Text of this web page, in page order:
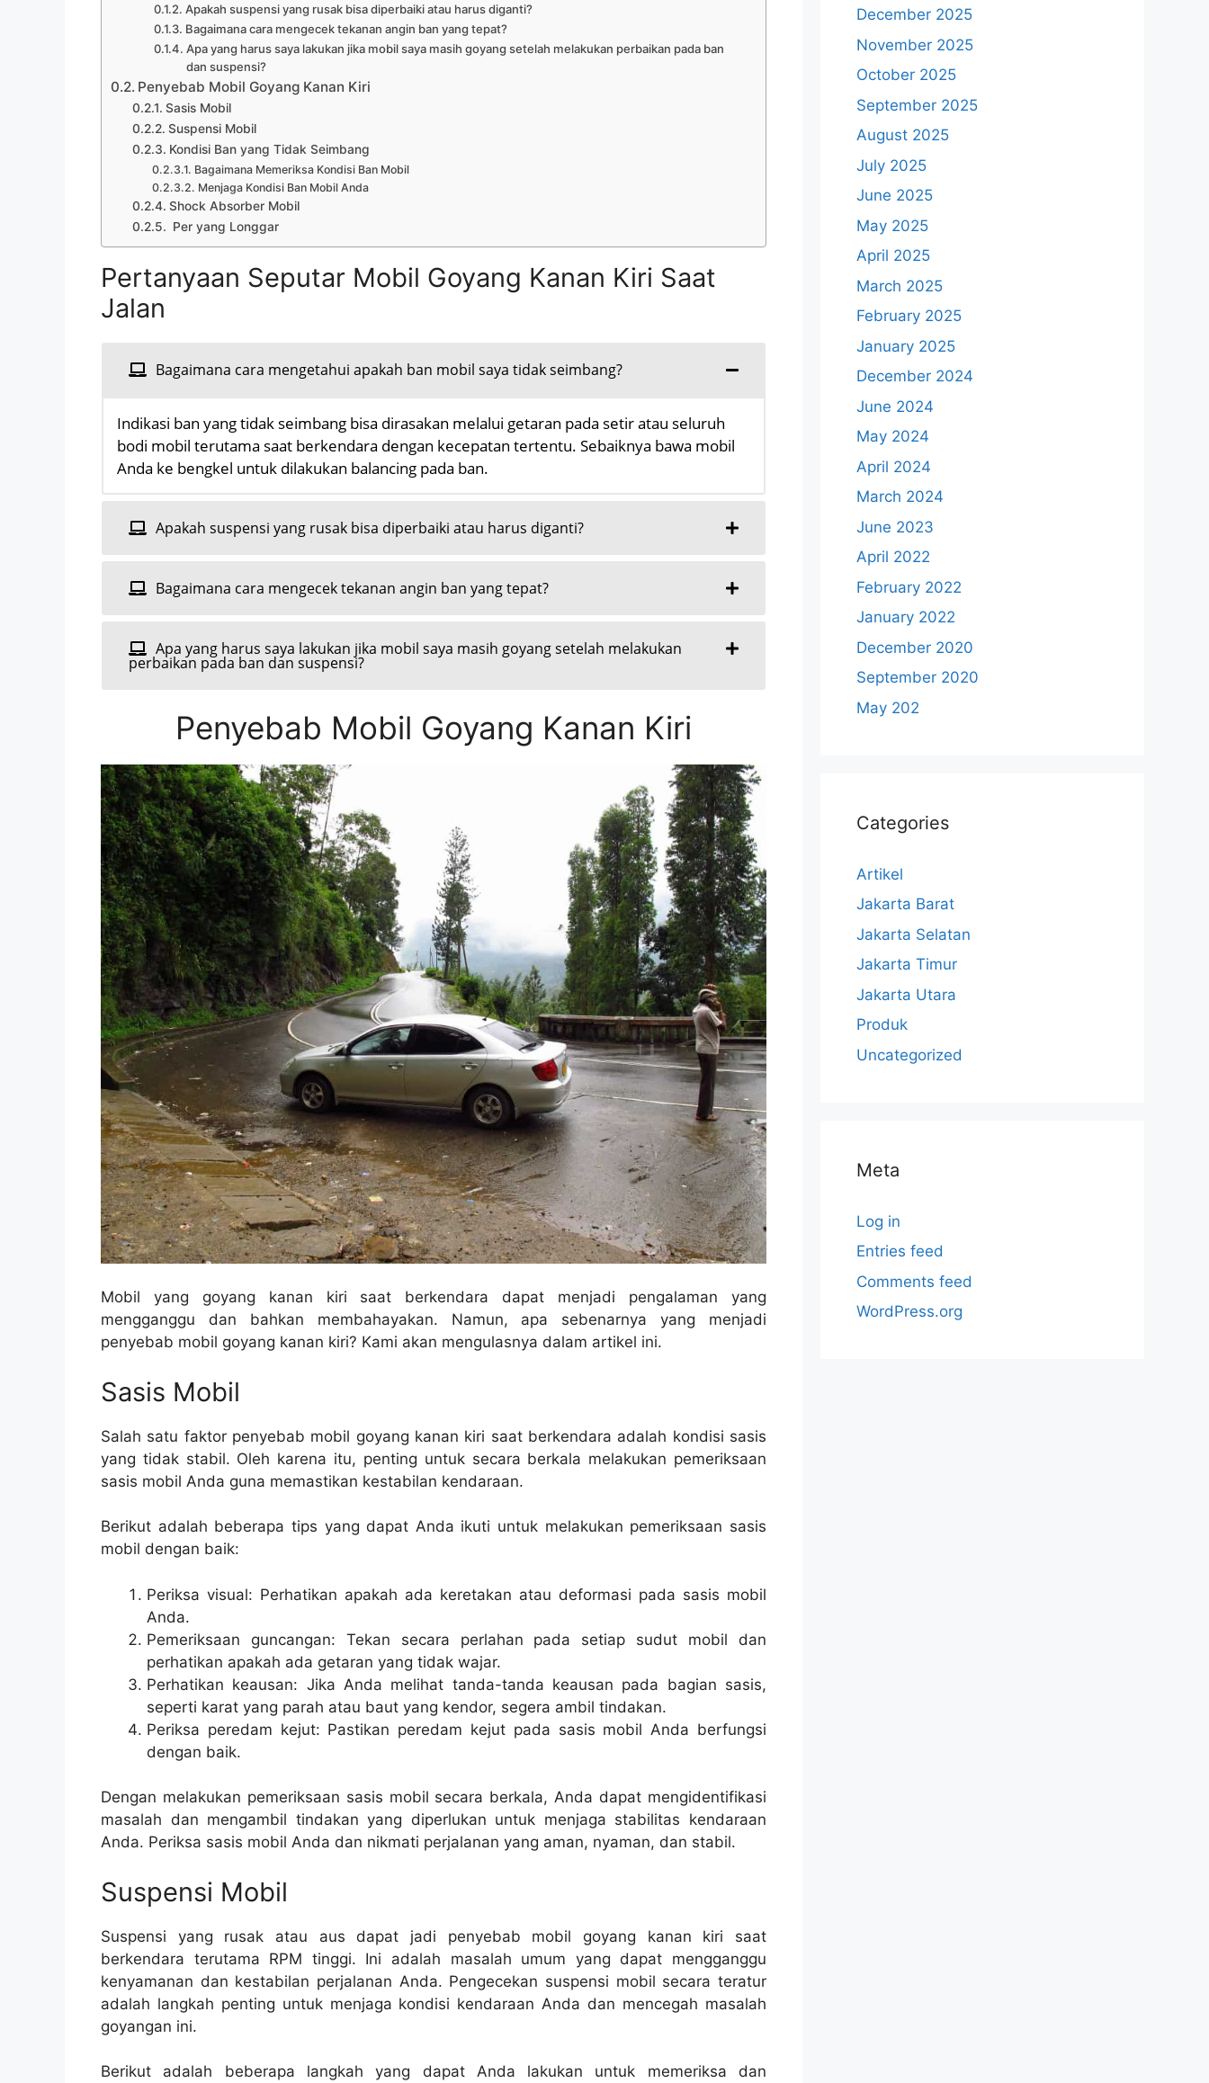
Apakah suspensi yang rusak bisa diperbaiki atau harus diganti?
Bagaimana cara mengecek tekanan angin ban yang tepat?
Apa yang harus saya lakukan jika mobil saya masih goyang setelah melakukan perbaikan pada ban
dan suspensi?
Penyebab Mobil Goyang Kanan Kiri
Sasis Mobil
Suspensi Mobil
Kondisi Ban yang Tidak Seimbang
Bagaimana Memeriksa Kondisi Ban Mobil
Menjaga Kondisi Ban Mobil Anda
Shock Absorber Mobil
Per yang Longgar
Pertanyaan Seputar Mobil Goyang Kanan Kiri Saat
Jalan
Bagaimana cara mengetahui apakah ban mobil saya tidak seimbang?
Indikasi ban yang tidak seimbang bisa dirasakan melalui getaran pada setir atau seluruh
bodi mobil terutama saat berkendara dengan kecepatan tertentu. Sebaiknya bawa mobil
Anda ke bengkel untuk dilakukan balancing pada ban.
Apakah suspensi yang rusak bisa diperbaiki atau harus diganti?
Bagaimana cara mengecek tekanan angin ban yang tepat?
Apa yang harus saya lakukan jika mobil saya masih goyang setelah melakukan
perbaikan pada ban dan suspensi?
Penyebab Mobil Goyang Kanan Kiri
Mobil yang goyang kanan kiri saat berkendara dapat menjadi pengalaman yang
mengganggu dan bahkan membahayakan. Namun, apa sebenarnya yang menjadi
penyebab mobil goyang kanan kiri? Kami akan mengulasnya dalam artikel ini.
Sasis Mobil
Salah satu faktor penyebab mobil goyang kanan kiri saat berkendara adalah kondisi sasis
yang tidak stabil. Oleh karena itu, penting untuk secara berkala melakukan pemeriksaan
sasis mobil Anda guna memastikan kestabilan kendaraan.
Berikut adalah beberapa tips yang dapat Anda ikuti untuk melakukan pemeriksaan sasis
mobil dengan baik:
Periksa visual: Perhatikan apakah ada keretakan atau deformasi pada sasis mobil
Anda.
Pemeriksaan guncangan: Tekan secara perlahan pada setiap sudut mobil dan
perhatikan apakah ada getaran yang tidak wajar.
Perhatikan keausan: Jika Anda melihat tanda-tanda keausan pada bagian sasis,
seperti karat yang parah atau baut yang kendor, segera ambil tindakan.
Periksa peredam kejut: Pastikan peredam kejut pada sasis mobil Anda berfungsi
dengan baik.
Dengan melakukan pemeriksaan sasis mobil secara berkala, Anda dapat mengidentifikasi
masalah dan mengambil tindakan yang diperlukan untuk menjaga stabilitas kendaraan
Anda. Periksa sasis mobil Anda dan nikmati perjalanan yang aman, nyaman, dan stabil.
Suspensi Mobil
Suspensi yang rusak atau aus dapat jadi penyebab mobil goyang kanan kiri saat
berkendara terutama RPM tinggi. Ini adalah masalah umum yang dapat mengganggu
kenyamanan dan kestabilan perjalanan Anda. Pengecekan suspensi mobil secara teratur
adalah langkah penting untuk menjaga kondisi kendaraan Anda dan mencegah masalah
goyangan ini.
Berikut adalah beberapa langkah yang dapat Anda lakukan untuk memeriksa dan
December 2025
November 2025
October 2025
September 2025
August 2025
July 2025
June 2025
May 2025
April 2025
March 2025
February 2025
January 2025
December 2024
June 2024
May 2024
April 2024
March 2024
June 2023
April 2022
February 2022
January 2022
December 2020
September 2020
May 202
Categories
Artikel
Jakarta Barat
Jakarta Selatan
Jakarta Timur
Jakarta Utara
Produk
Uncategorized
Meta
Log in
Entries feed
Comments feed
WordPress.org